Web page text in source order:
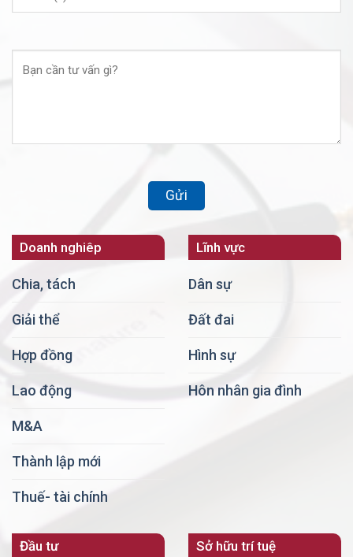
Doanh nghiêp
Chia, tách
Giải thể
Hợp đồng
Lao động
M&A
Thành lập mới
Thuế- tài chính
Lĩnh vực
Dân sự
Đất đai
Hình sự
Hôn nhân gia đình
Đầu tư Sở hữu trí tuệ